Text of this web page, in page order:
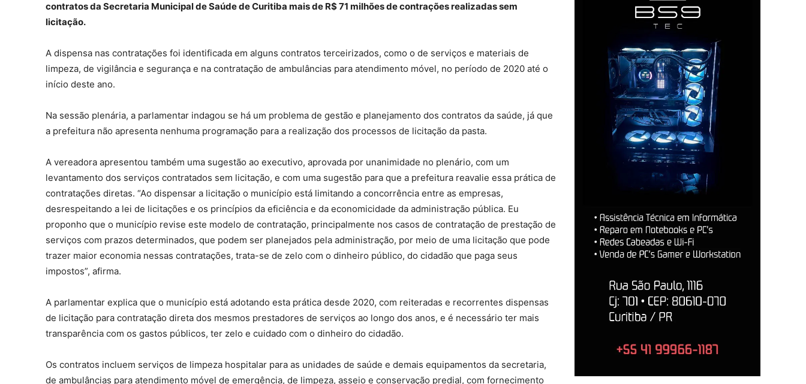
contratos da Secretaria Municipal de Saúde de Curitiba mais de R$ 71 milhões de contrações realizadas sem
licitação.
A dispensa nas contratações foi identificada em alguns contratos terceirizados, como o de serviços e materiais de
limpeza, de vigilância e segurança e na contratação de ambulâncias para atendimento móvel, no período de 2020 até o
início deste ano.
Na sessão plenária, a parlamentar indagou se há um problema de gestão e planejamento dos contratos da saúde, já que
a prefeitura não apresenta nenhuma programação para a realização dos processos de licitação da pasta.
A vereadora apresentou também uma sugestão ao executivo, aprovada por unanimidade no plenário, com um
levantamento dos serviços contratados sem licitação, e com uma sugestão para que a prefeitura reavalie essa prática de
contratações diretas. “Ao dispensar a licitação o município está limitando a concorrência entre as empresas,
desrespeitando a lei de licitações e os princípios da eficiência e da economicidade da administração pública. Eu
proponho que o município revise este modelo de contratação, principalmente nos casos de contratação de prestação de
serviços com prazos determinados, que podem ser planejados pela administração, por meio de uma licitação que pode
trazer maior economia nessas contratações, trata-se de zelo com o dinheiro público, do cidadão que paga seus
impostos”, afirma.
A parlamentar explica que o município está adotando esta prática desde 2020, com reiteradas e recorrentes dispensas
de licitação para contratação direta dos mesmos prestadores de serviços ao longo dos anos, e é necessário ter mais
transparência com os gastos públicos, ter zelo e cuidado com o dinheiro do cidadão.
Os contratos incluem serviços de limpeza hospitalar para as unidades de saúde e demais equipamentos da secretaria,
de ambulâncias para atendimento móvel de emergência, de limpeza, asseio e conservação predial, com fornecimento